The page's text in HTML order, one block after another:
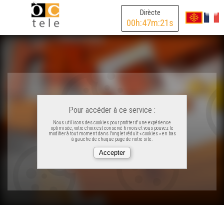
Dirècte
00h:47m:21s
Pour accéder à ce service :
Nous utilisons des cookies pour profiter d'une expérience
optimisée, votre choix est conservé 6 mois et vous pouvez le
modifier à tout moment dans l'onglet réduit « cookies » en bas
à gauche de chaque page de notre site.